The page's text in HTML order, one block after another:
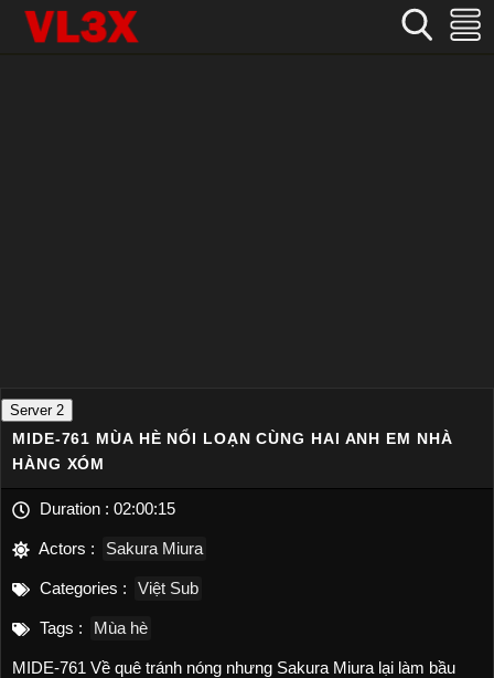
Home Việt Sub›
MIDE-761 Mùa hè nổi loạn cùng hai anh em nhà hàng xóm
Server 2
MIDE-761 MÙA HÈ NỔI LOẠN CÙNG HAI ANH EM NHÀ
HÀNG XÓM
Duration : 02:00:15
Actors : Sakura Miura
Categories : Việt Sub
Tags : Mùa hè
MIDE-761 Về quê tránh nóng nhưng Sakura Miura lại làm bầu